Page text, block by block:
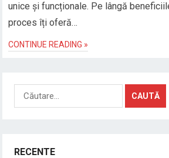
unice și funcționale. Pe lângă
proces îți oferă…
CONTINUE READING »
Caută
după:
RECENTE